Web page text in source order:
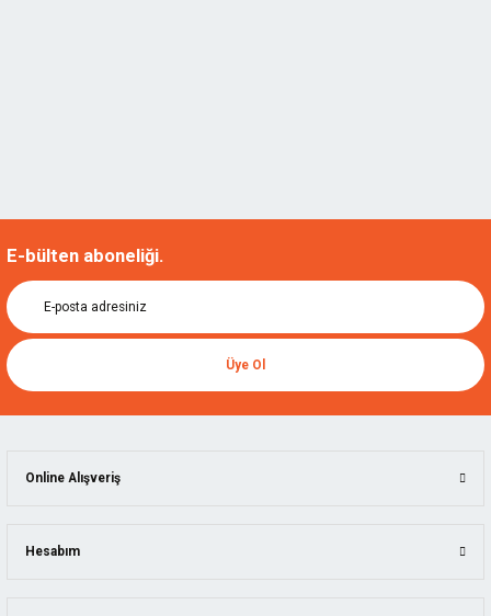
E-bülten aboneliği.
Üye Ol
Online Alışveriş
Hesabım